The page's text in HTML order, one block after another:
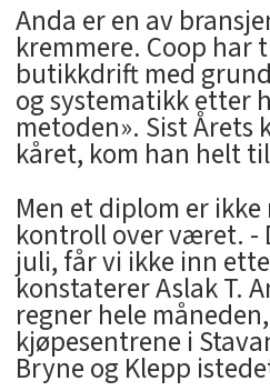
Anda er en av
kremmere. Coop har
butikkdrift med
og systematikk etter
metoden». Sist Årets
kåret, kom han helt
Men et diplom er
kontroll over været. -
juli, får vi ikke inn
konstaterer Aslak T.
regner hele
kjøpesentrene i
Bryne og Klepp